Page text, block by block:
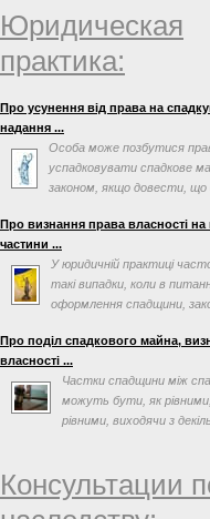
Юридическая
практика:
Про усунення від права на
надання ...
Особа може позбутися
успадковувати спадкове
законом, якщо довести, що
Про визнання права власності
частини ...
У юридичній практиці
такі випадки, коли в
оформлення спадщини,
Про поділ спадкового майна,
власності ...
Частки спадщини між
можуть бути, як
рівними, виходячи з
Консультации